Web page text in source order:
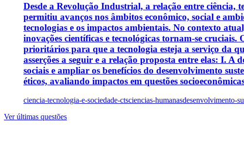
Desde a Revolução Industrial, a relação entre ciência,
permitiu avanços nos âmbitos econômico, social e
tecnologias e os impactos ambientais. No contexto
inovações científicas e tecnológicas tornam-se cruciais.
prioritários para que a tecnologia esteja a serviço da
asserções a seguir e a relação proposta entre elas: I. A
sociais e ampliar os benefícios do desenvolvimento
éticos, avaliando impactos em questões
ciencia-tecnologia-e-sociedade-ctsciencias-humanasdesenvolvimento-
Ver últimas questões